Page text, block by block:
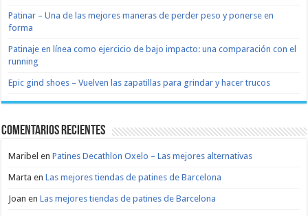
Patinar – Una de las mejores maneras de perder peso y ponerse en
forma
Patinaje en línea como ejercicio de bajo impacto: una comparación con el
running
Epic gind shoes – Vuelven las zapatillas para grindar y hacer trucos
Comentarios recientes
Maribel enPatines Decathlon Oxelo – Las mejores alternativas
Marta enLas mejores tiendas de patines de Barcelona
Joan enLas mejores tiendas de patines de Barcelona